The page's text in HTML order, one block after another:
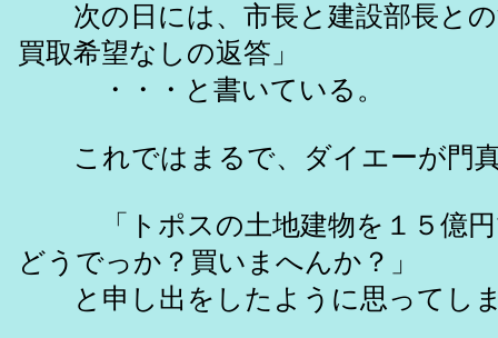
次の日には、市長と建設部長との
買取希望なしの返答」
・・・と書いている。
これではまるで、ダイエーが門
「トポスの土地建物を１５億円
どうでっか？買いまへんか？」
と申し出をしたように思ってし